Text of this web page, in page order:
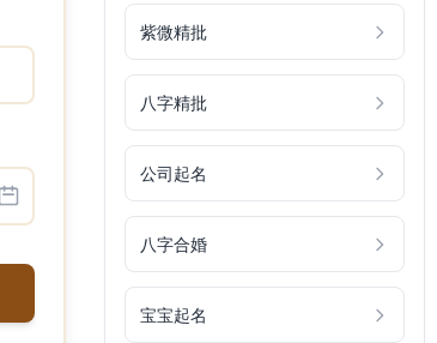
紫微精批
八字精批
公司起名
八字合婚
宝宝起名